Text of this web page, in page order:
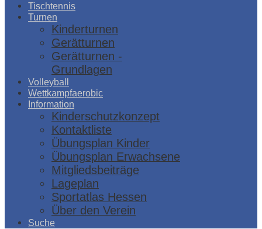
Tischtennis
Turnen
Kinderturnen
Gerätturnen
Gerätturnen -
Grundlagen
Volleyball
Wettkampfaerobic
Information
Kinderschutzkonzept
Kontaktliste
Übungsplan Kinder
Übungsplan Erwachsene
Mitgliedsbeiträge
Lageplan
Sportatlas Hessen
Über den Verein
Suche